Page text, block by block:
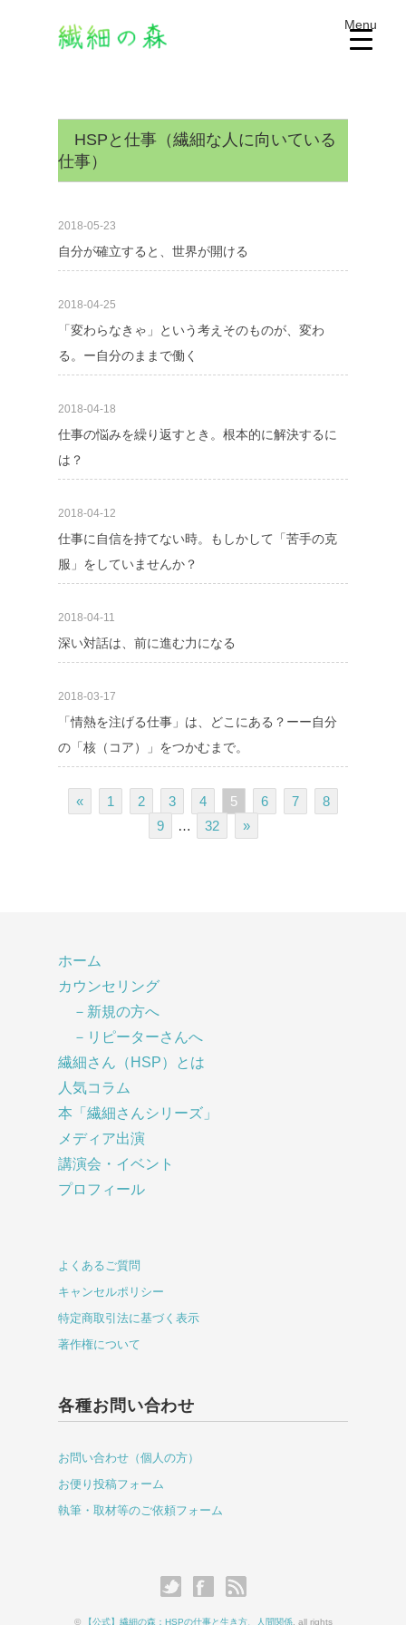
HSPと仕事（繊細な人に向いている
仕事）
2018-05-23
自分が確立すると、世界が開ける
2018-04-25
「変わらなきゃ」という考えそのものが、変わ
る。ー自分のままで働く
2018-04-18
仕事の悩みを繰り返すとき。根本的に解決するに
は？
2018-04-12
仕事に自信を持てない時。もしかして「苦手の克
服」をしていませんか？
2018-04-11
深い対話は、前に進む力になる
2018-03-17
「情熱を注げる仕事」は、どこにある？ーー自分
の「核（コア）」をつかむまで。
« 1 2 3 4 5 6 7
8
9
… 32 »
ホーム
カウンセリング
－新規の方へ
－リピーターさんへ
繊細さん（HSP）とは
人気コラム
本「繊細さんシリーズ」
メディア出演
講演会・イベント
プロフィール
よくあるご質問
キャンセルポリシー
特定商取引法に基づく表示
著作権について
各種お問い合わせ
お問い合わせ（個人の方）
お便り投稿フォーム
執筆・取材等のご依頼フォーム
© 【公式】繊細の森：HSPの仕事と生き方、人間関係. all rights
Menu